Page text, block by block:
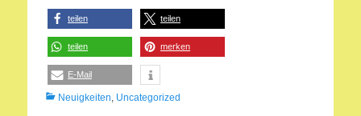
teilen teilen
teilen merken
E-Mail
Kategorien
Neuigkeiten, Uncategorized